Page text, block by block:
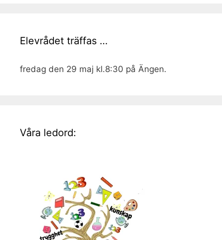
Elevrådet träffas …
fredag den 29 maj kl.8:30 på Ängen.
Våra ledord: